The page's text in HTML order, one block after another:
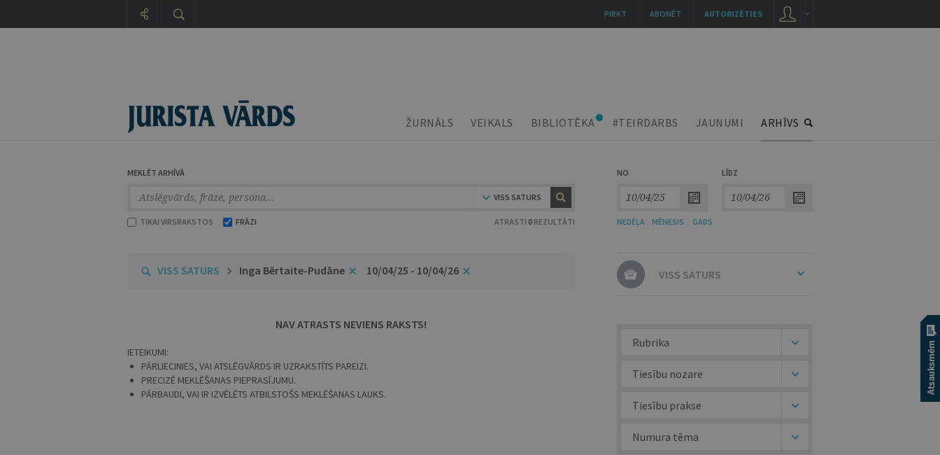
ŽURNĀLS VEIKALS BIBLIOTĒKA #TEIRDARBS JAUNUMI ARHĪVS
MEKLĒT ARHĪVĀ
VISS SATURS
TIKAI VIRSRAKSTOS FRĀZI ATRASTI 0 REZULTĀTI
NO LĪDZ
NEDĒĻA MĒNESIS GADS
VISS SATURS Inga Bērtaite-Pudāne 10/04/25 - 10/04/26
NAV ATRASTS NEVIENS RAKSTS!
IETEIKUMI:
PĀRLIECINIES, VAI ATSLĒGVĀRDS IR UZRAKSTĪTS PAREIZI.
PRECIZĒ MEKLĒŠANAS PIEPRASĪJUMU.
PĀRBAUDI, VAI IR IZVĒLĒTS ATBILSTOŠS MEKLĒŠANAS LAUKS.
VISS SATURS
Rubrika
Tiesību nozare
Tiesību prakse
Numura tēma
AUTORIZĒTIES
ABONĒT
PIRKT